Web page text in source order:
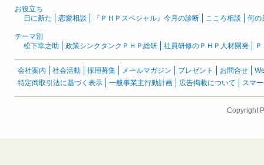
お役立ち
日に新た
恋愛相談 『ＰＨＰスペシャル』今月の診断 こころ相談 何の
テーマ別
松下幸之助
政策シンクタンクＰＨＰ総研 社員研修のＰＨＰ人材開発
会社案内 社会活動 採用募集 メールマガジン プレゼント お問合せ
特定商取引法に基づく表示
一般事業主行動計画 広告掲載について スマ
Copyright